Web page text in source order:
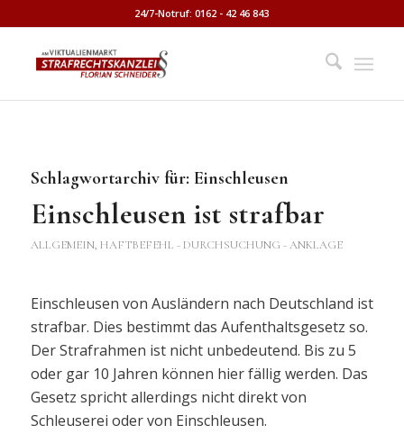
24/7-Notruf: 0162 - 42 46 843
Schlagwortarchiv für: Einschleusen
Einschleusen ist strafbar
ALLGEMEIN, HAFTBEFEHL - DURCHSUCHUNG - ANKLAGE
Einschleusen von Ausländern nach Deutschland ist
strafbar. Dies bestimmt das Aufenthaltsgesetz so.
Der Strafrahmen ist nicht unbedeutend. Bis zu 5
oder gar 10 Jahren können hier fällig werden. Das
Gesetz spricht allerdings nicht direkt von
Schleuserei oder von Einschleusen.